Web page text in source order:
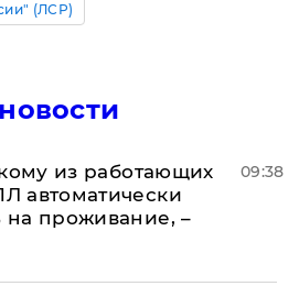
(ЛСР)
из работающих
автоматически
проживание, –
09:38